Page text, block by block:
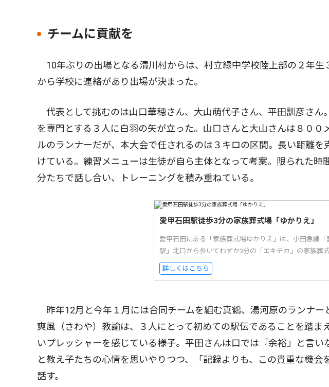
チームに貢献を
10年ぶりの出場となる清川村からは、村立緑中学校陸上部の２年生
から学校に連絡があり出場が決まった。
代表として挑むのは山口華穂さん、大山萌代子さん、平田訓彦さん
を専門とする３人に白羽の矢が立った。山口さんと大山さんは８００
ルのランナーだが、本大会で任されるのは３キロの区間。長い距離
けている。練習メニューは生徒が自ら主体となって考案。限られた時
分たちで話し合い、トレーニングを積み重ねている。
愛甲石田駅徒歩3分の家族葬式場「ゆかりえ」
愛甲石田にある「家族葬式場ゆかりえ」は、小田急線「
駅」北口から歩いてわずか3分の「エキチカ」の家族葬式
詳しくはこちら
昨年12月と今年１月には合同チームを組む真鶴、湯河原のランナー
爽風（さわや）教諭は、３人にとって初めての駅伝であることを踏ま
いプレッシャーを感じている様子。平田さんは口では『余裕』と言い
と教え子たちの心情を思いやりつつ、「記録よりも、この貴重な機会
話す。